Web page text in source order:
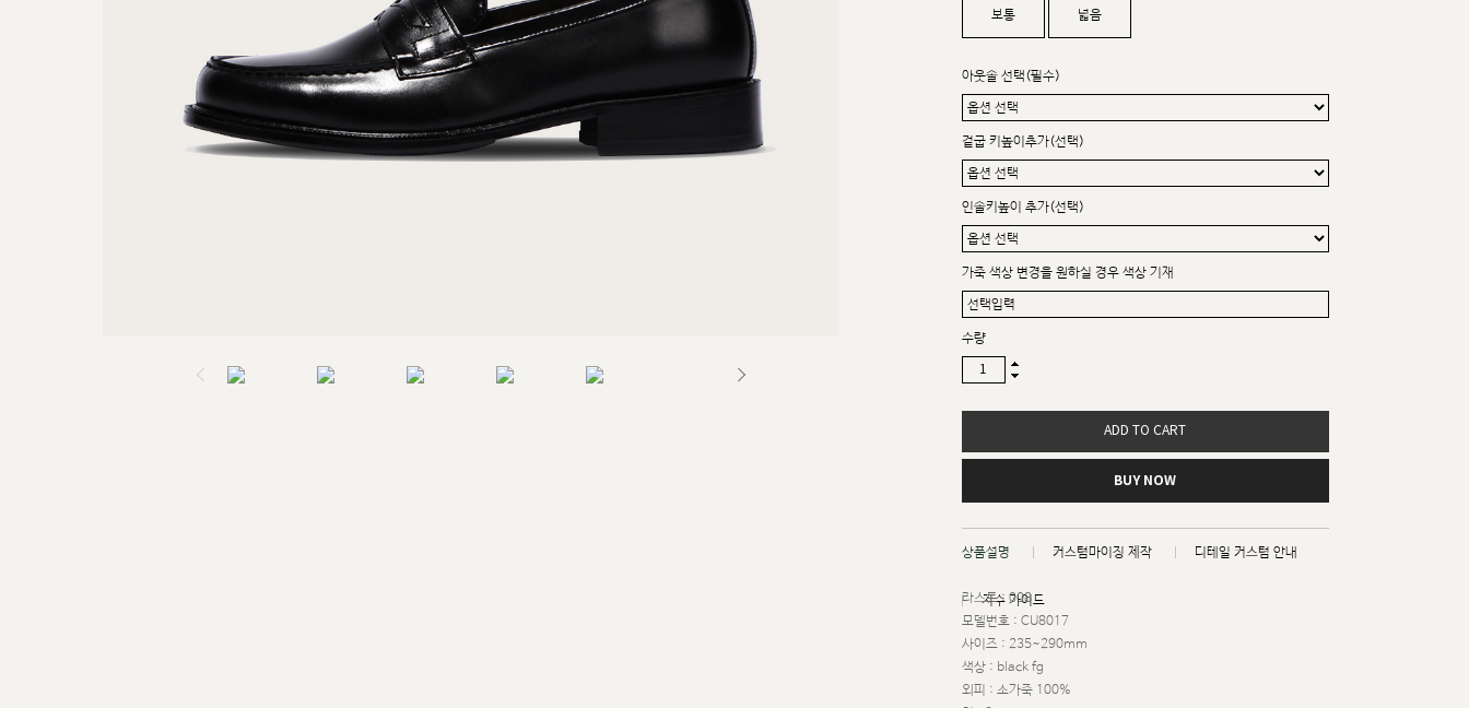
보통 넓음
아웃솔 선택(필수)
겉굽 키높이추가(선택)
인솔키높이 추가(선택)
가죽 색상 변경을 원하실 경우 색상 기재
수량
ADD TO CART
BUY NOW
상품설명 커스텀마이징 제작 디테일 커스텀 안내
치수 가이드
라스트 : 008
모델번호 : CU8017
사이즈 : 235~290mm
색상 : black fg
외피 : 소가죽 100%